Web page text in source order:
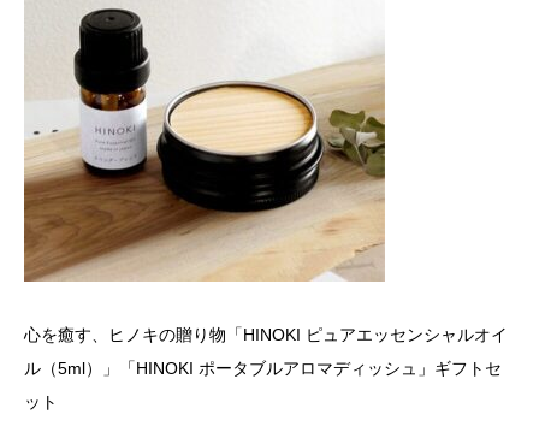
心を癒す、ヒノキの贈り物「HINOKI ピュアエッセンシャルオイ
ル（5ml）」「HINOKI ポータブルアロマディッシュ」ギフトセ
ット